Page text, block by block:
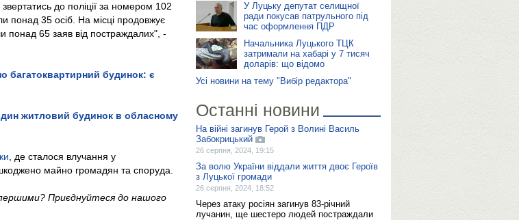
до поліції за номером 102
понад 35 осіб. На місці продовжує
понад 65 заяв від постраждалих", -
багатоквартирний будинок: є
житловий будинок в обласному
, де сталося влучання у
майно громадян та споруда.
Приєднуйтеся до нашого
У Луцьку депутат селищної
ради покусав патрульного під
час оформлення ПДР
Начальника Луцького ТЦК
затримали на хабарі у 7 тисяч
доларів: що відомо
Усі новини на тему "Вибір редактора"
Останні новини
На війні загинув Герой з Волині Василь
Забокрицький
26 серпня, 2024, 19:15
За волю України віддали життя двоє Героїв
з Луцької громади
26 серпня, 2024, 18:52
Через атаку росіян загинув 83-річний
лучанин, ще шестеро людей постраждали